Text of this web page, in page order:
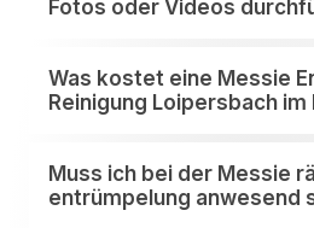
Fotos oder Videos
Was kostet eine Messie
Reinigung Loipersbach im
Muss ich bei der Messie
entrümpelung anwesend